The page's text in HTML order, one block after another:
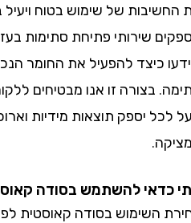
של שימוש בטוח ויעיל
שירותי פתיחת סתימות בעזרת
להפעיל את החומר הנכון
זו אנו מבטיחים
יספק תוצאות מידיות וארוכות
להשתמש בסודה קאוסטית
בסודה קאוסטית